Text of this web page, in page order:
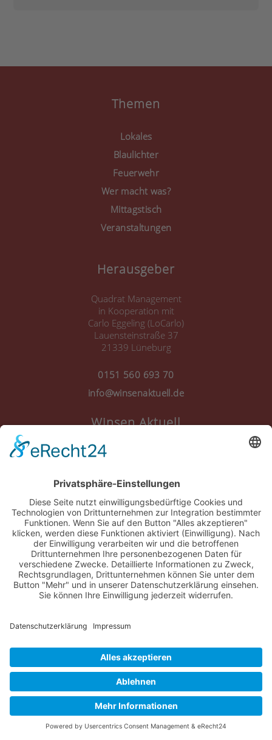
Mehr Informationen
Akzeptieren
Consent Management
Themen
Lokales
Blaulichter
Feuerwehr
Wer macht was?
Mittagstisch
Veranstaltungen
Herausgeber
Quadrat Management
in Kooperation mit
Carlo Eggeling (LoCarlo)
Lauensteinstraße 37
21339 Lüneburg
0151 560 693 70
info@winsenaktuell.de
Winsen Aktuell
Nutzungsbedingungen
Über Uns
Datenschutz
Kontakt
Impressum
Winsen Aktuell// Realisiert von